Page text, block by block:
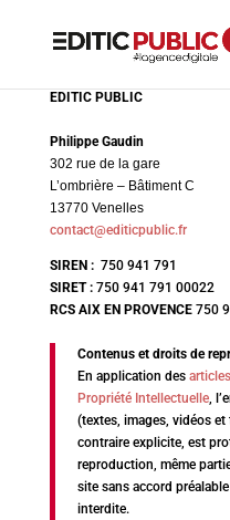
EDITIC PUBLIC
Philippe Gaudin
302 rue de la gare
L’ombrière – Bâtiment C
13770 Venelles
contact@editicpublic.fr
SIREN : 750 941 791
SIRET :750 941 791 00022
RCS AIX EN PROVENCE750
Contenus et droits de
En application des
Propriété Intellectuelle,
(textes, images, vidéos
contraire explicite, est
reproduction, même
site sans accord
interdite.